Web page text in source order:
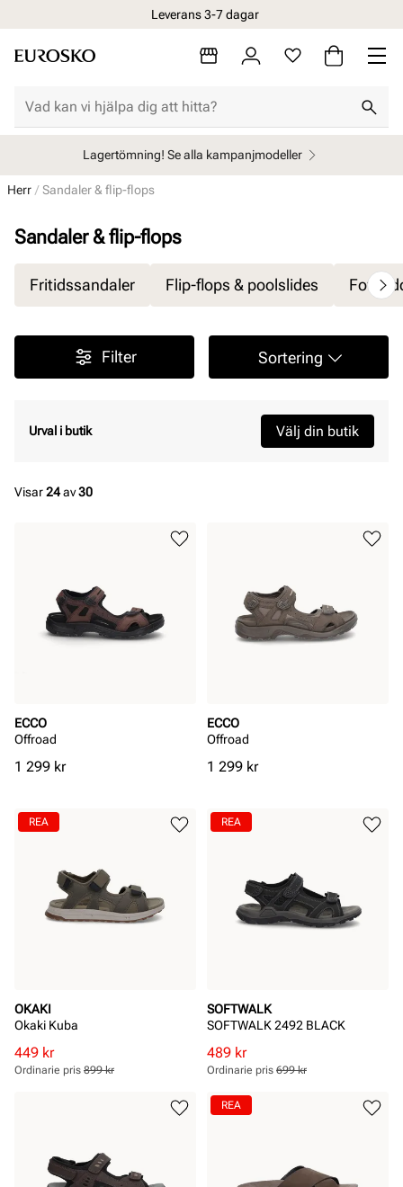
Leverans 3-7 dagar
Lagertömning! Se alla kampanjmodeller
Herr Sandaler & flip-flops
Sandaler & flip-flops
Fritidssandaler Flip-flops & poolslides
Filter Sortering
Urval i butik Välj din butik
Visar24av30
ECCO
Offroad
Pris
1 299 kr
ECCO
Offroad
Pris
1 299 kr
OKAKI
Okaki Kuba
Rabatterat
pris
449 kr
Ordinarie
pris
Ordinarie pris 899 kr
REA
SOFTWALK
SOFTWALK 2492 BLACK
Rabatterat
pris
Pris
489 kr
Ordinarie
pris
Pris
Ordinarie pris 699 kr
REA
REA